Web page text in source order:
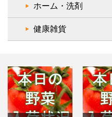
ホーム・洗剤
健康雑貨